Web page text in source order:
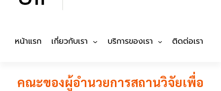
หน้าแรก เกี่ยวกับเรา บริการของเรา ติดต่อเรา
คณะของผู้อำนวยการสถานวิจัยเพื่อ